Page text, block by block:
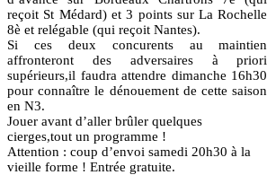
reçoit St Médard) et 3 points sur La Rochelle
8è et relégable (qui reçoit Nantes).
Si ces deux concurents au maintien
affronteront des adversaires à priori
supérieurs,il faudra attendre dimanche 16h30
pour connaître le dénouement de cette saison
en N3.
Jouer avant d’aller brûler quelques
cierges,tout un programme !
Attention : coup d’envoi samedi 20h30 à la
vieille forme ! Entrée gratuite.